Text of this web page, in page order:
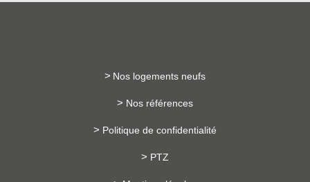
Nos logements neufs
Nos références
Politique de confidentialité
PTZ